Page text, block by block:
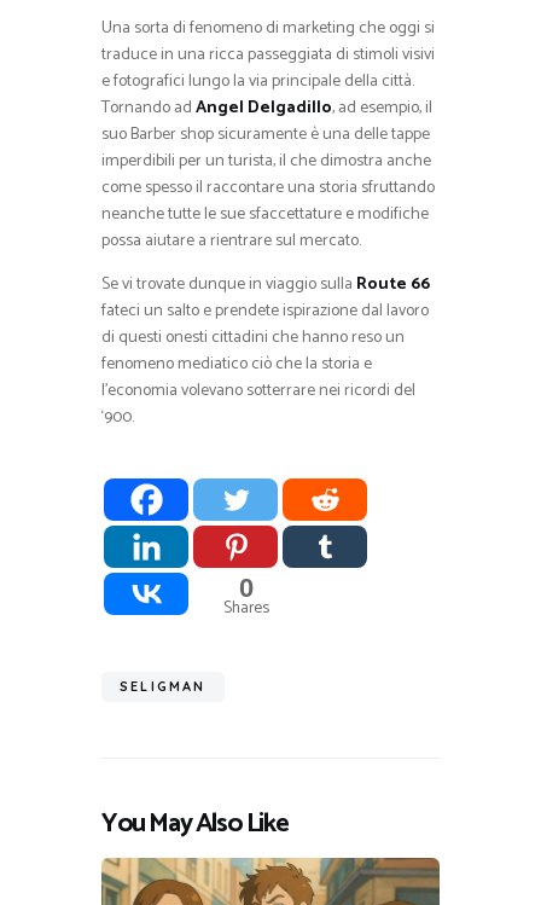
Una sorta di fenomeno di marketing che oggi si
traduce in una ricca passeggiata di stimoli visivi
e fotografici lungo la via principale della città.
Tornando adAngel Delgadillo, ad esempio, il
suo Barber shop sicuramente è una delle tappe
imperdibili per un turista, il che dimostra anche
come spesso il raccontare una storia sfruttando
neanche tutte le sue sfaccettature e modifiche
possa aiutare a rientrare sul mercato.
Se vi trovate dunque in viaggio sulla Route 66
fateci un salto e prendete ispirazione dal lavoro
di questi onesti cittadini che hanno reso un
fenomeno mediatico ciò che la storia e
l’economia volevano sotterrare nei ricordi del
‘900.
0
Shares
SELIGMAN
You May Also Like